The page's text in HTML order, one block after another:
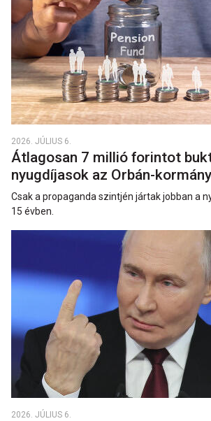
2026. JÚLIUS 6.
Átlagosan 7 millió forintot
nyugdíjasok az Orbán-
Csak a propaganda szintjén jártak jobban a
15 évben.
2026. JÚLIUS 6.